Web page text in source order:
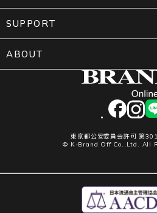
facebookinstagram
東京都公安委員会許可 第
© K-Brand Off Co.,Ltd. All
SUPPORT
ABOUT